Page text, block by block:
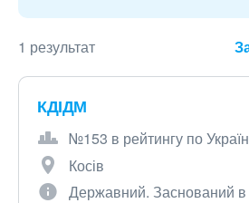
1 результат
КДІДМ
№153 в рейтингу по
Косів
Державний. Заснований в